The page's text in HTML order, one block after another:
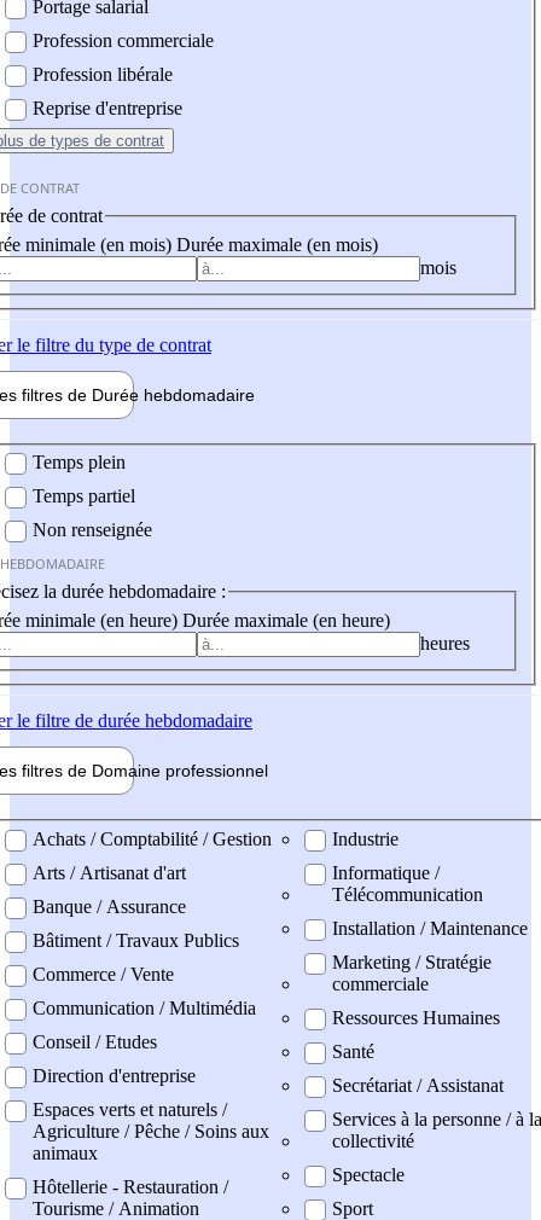
Portage salarial
Profession commerciale
Profession libérale
Reprise d'entreprise
de types de contrat
CONTRAT
de contrat
minimale (en mois) Durée maximale (en mois)
mois
le filtre du type de contrat
filtres de Durée hebdomadaire
Temps plein
Temps partiel
Non renseignée
la durée hebdomadaire :
minimale (en heure) Durée maximale (en heure)
heures
le filtre de durée hebdomadaire
filtres de Domaine professionnel
professionel
Achats / Comptabilité / Gestion
Arts / Artisanat d'art
Banque / Assurance
Bâtiment / Travaux Publics
Commerce / Vente
Communication / Multimédia
Conseil / Etudes
Direction d'entreprise
Espaces verts et naturels /
Agriculture / Pêche / Soins aux
animaux
Hôtellerie - Restauration /
Tourisme / Animation
Industrie
Informatique /
Télécommunication
Installation / Maintenance
Marketing / Stratégie
commerciale
Ressources Humaines
Santé
Secrétariat / Assistanat
Services à la personne / à la
collectivité
Spectacle
Sport